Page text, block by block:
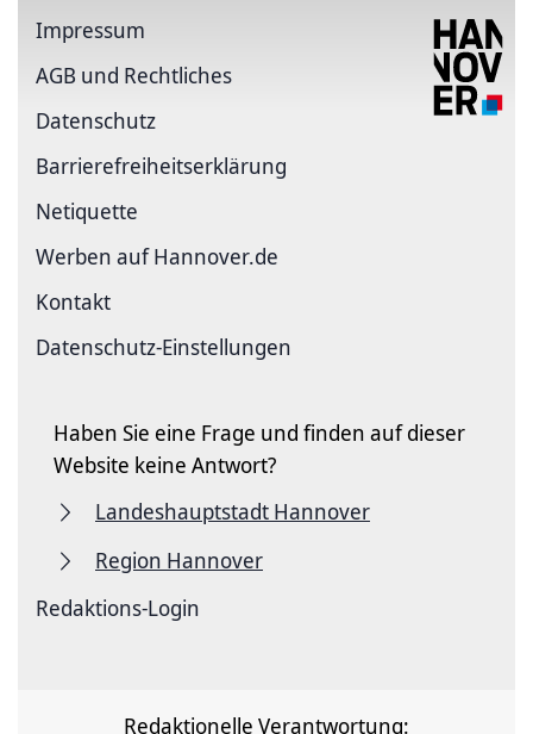
Impressum
AGB und Rechtliches
Datenschutz
Barriere­freiheits­erklärung
Netiquette
Werben auf Hannover.de
Kontakt
Datenschutz-Einstellungen
Haben Sie eine Frage und finden auf dieser
Website keine Antwort?
Landeshauptstadt Hannover
Region Hannover
Redaktions-Login
Redaktionelle Verantwortung: